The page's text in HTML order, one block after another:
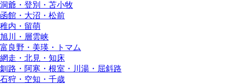
洞爺・登別・苫小牧
函館・大沼・松前
稚内・留萌
旭川・層雲峡
富良野・美瑛・トマム
網走・北見・知床
釧路・阿寒・根室・川湯・屈斜路
石狩・空知・千歳